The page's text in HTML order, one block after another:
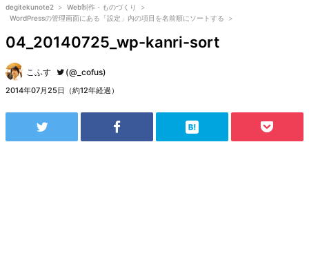
degitekunote2 > Web制作・ものづくり
>
WordPressの管理画面にある「設定」内の項目を名前順にソートする
>
04_20140725_wp-kanri-sort
こふす (@_cofus)
2014年07月25日（約12年経過）